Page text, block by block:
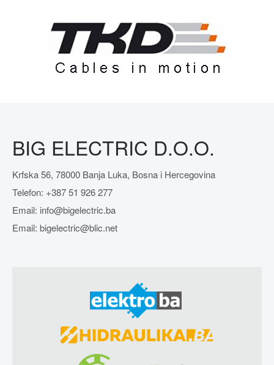
BIG ELECTRIC D.O.O.
Krfska 56, 78000 Banja Luka, Bosna i Hercegovina
Telefon: +387 51 926 277
Email: info@bigelectric.ba
Email: bigelectric@blic.net